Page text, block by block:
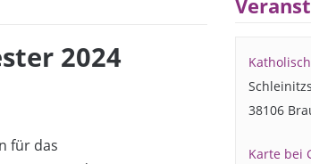
2024
für das
38106
Karte bei